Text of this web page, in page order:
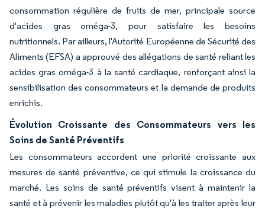
consommation régulière de fruits de mer, principale source
d'acides gras oméga-3, pour satisfaire les besoins
nutritionnels. Par ailleurs, l'Autorité Européenne de Sécurité des
Aliments (EFSA) a approuvé des allégations de santé reliant les
acides gras oméga-3 à la santé cardiaque, renforçant ainsi la
sensibilisation des consommateurs et la demande de produits
enrichis.
Évolution Croissante des Consommateurs vers les
Soins de Santé Préventifs
Les consommateurs accordent une priorité croissante aux
mesures de santé préventive, ce qui stimule la croissance du
marché. Les soins de santé préventifs visent à maintenir la
santé et à prévenir les maladies plutôt qu'à les traiter après leur